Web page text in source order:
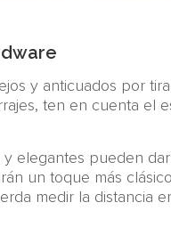
y anticuados por
ten en cuenta el
y elegantes pueden
un toque más
medir la distancia